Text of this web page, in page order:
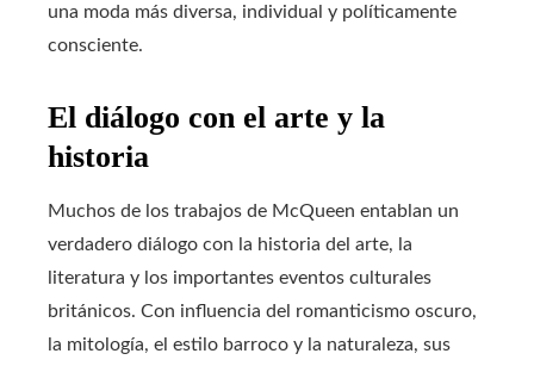
una moda más diversa, individual y políticamente
consciente.
El diálogo con el arte y la
historia
Muchos de los trabajos de McQueen entablan un
verdadero diálogo con la historia del arte, la
literatura y los importantes eventos culturales
británicos. Con influencia del romanticismo oscuro,
la mitología, el estilo barroco y la naturaleza, sus